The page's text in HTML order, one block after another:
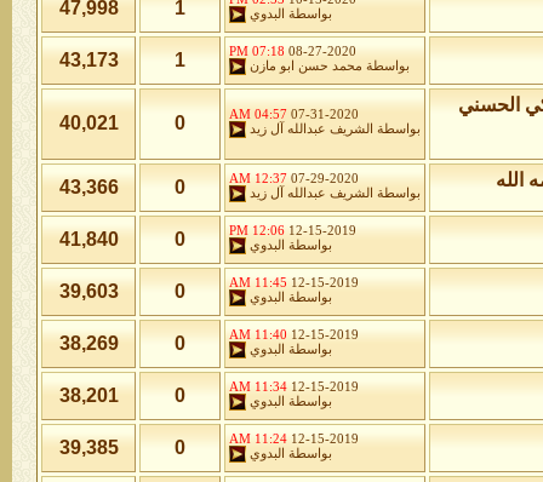
بواسطة
البدوي 1
47,998
08-27-2020
07:18 PM
بواسطة محمد حسن ابو مازن 1
43,173
الحسني 07-31-2020
04:57 AM
بواسطة
الشريف عبدالله آل زيد 0
40,021
الله 07-29-2020
12:37 AM
بواسطة
الشريف عبدالله آل زيد 0
43,366
12-15-2019
12:06 PM
بواسطة
البدوي 0
41,840
12-15-2019
11:45 AM
بواسطة
البدوي 0
39,603
12-15-2019
11:40 AM
بواسطة
البدوي 0
38,269
12-15-2019
11:34 AM
بواسطة
البدوي 0
38,201
12-15-2019
11:24 AM
بواسطة
البدوي 0
39,385